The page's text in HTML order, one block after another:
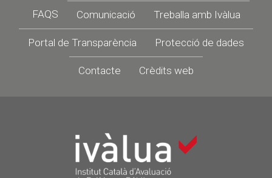
Footer
FAQS Comunicació Treballa amb Ivàlua
Portal de Transparència Protecció de dades
Contacte Crèdits web